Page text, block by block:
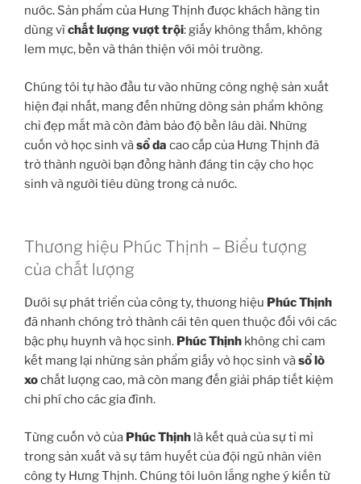
nước. Sản phẩm của Hưng Thịnh được khách hàng tin
dùng vìchất lượng vượt trội: giấy không thấm, không
lem mực, bền và thân thiện với môi trường.
Chúng tôi tự hào đầu tư vào những công nghệ sản xuất
hiện đại nhất, mang đến những dòng sản phẩm không
chỉ đẹp mắt mà còn đảm bảo độ bền lâu dài. Những
cuốn vở học sinh vàsổ da cao cấp của Hưng Thịnh đã
trở thành người bạn đồng hành đáng tin cậy cho học
sinh và người tiêu dùng trong cả nước.
Thương hiệu Phúc Thịnh – Biểu tượng
của chất lượng
Dưới sự phát triển của công ty, thương hiệu Phúc Thịnh
đã nhanh chóng trở thành cái tên quen thuộc đối với các
bậc phụ huynh và học sinh. Phúc Thịnh không chỉ cam
kết mang lại những sản phẩm giấy vở học sinh vàsổ lò
xochất lượng cao, mà còn mang đến giải pháp tiết kiệm
chi phí cho các gia đình.
Từng cuốn vở của Phúc Thịnh là kết quả của sự tỉ mỉ
trong sản xuất và sự tâm huyết của đội ngũ nhân viên
công ty Hưng Thịnh. Chúng tôi luôn lắng nghe ý kiến từ